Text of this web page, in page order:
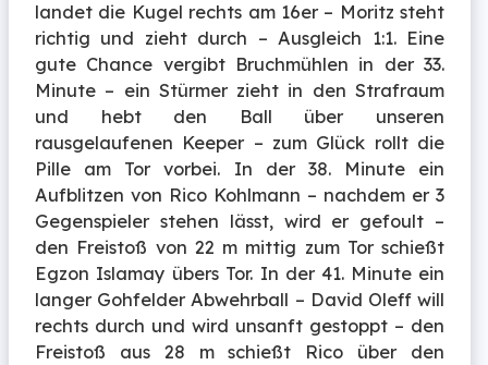
landet die Kugel rechts am 16er – Moritz steht
richtig und zieht durch – Ausgleich 1:1. Eine
gute Chance vergibt Bruchmühlen in der 33.
Minute – ein Stürmer zieht in den Strafraum
und hebt den Ball über unseren
rausgelaufenen Keeper – zum Glück rollt die
Pille am Tor vorbei. In der 38. Minute ein
Aufblitzen von Rico Kohlmann – nachdem er 3
Gegenspieler stehen lässt, wird er gefoult –
den Freistoß von 22 m mittig zum Tor schießt
Egzon Islamay übers Tor. In der 41. Minute ein
langer Gohfelder Abwehrball – David Oleff will
rechts durch und wird unsanft gestoppt – den
Freistoß aus 28 m schießt Rico über den